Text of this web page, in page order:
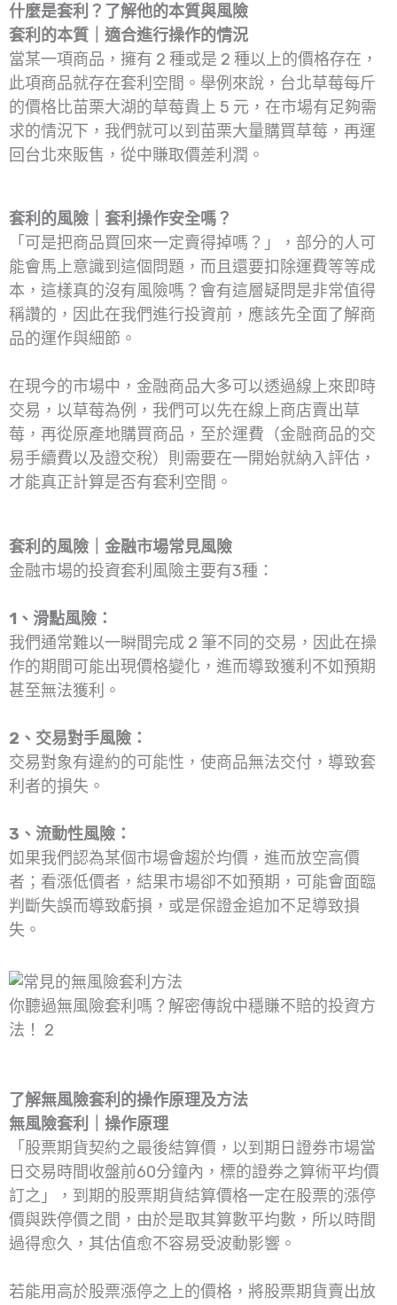
什麼是套利？了解他的本質與風險
套利的本質｜適合進行操作的情況
當某一項商品，擁有 2 種或是 2 種以上的價格存在，
此項商品就存在套利空間。舉例來說，台北草莓每斤
的價格比苗栗大湖的草莓貴上 5 元，在市場有足夠需
求的情況下，我們就可以到苗栗大量購買草莓，再運
回台北來販售，從中賺取價差利潤。
套利的風險｜套利操作安全嗎？
「可是把商品買回來一定賣得掉嗎？」，部分的人可
能會馬上意識到這個問題，而且還要扣除運費等等成
本，這樣真的沒有風險嗎？會有這層疑問是非常值得
稱讚的，因此在我們進行投資前，應該先全面了解商
品的運作與細節。
在現今的市場中，金融商品大多可以透過線上來即時
交易，以草莓為例，我們可以先在線上商店賣出草
莓，再從原產地購買商品，至於運費（金融商品的交
易手續費以及證交稅）則需要在一開始就納入評估，
才能真正計算是否有套利空間。
套利的風險｜金融市場常見風險
金融市場的投資套利風險主要有3種：
1、滑點風險：
我們通常難以一瞬間完成 2 筆不同的交易，因此在操
作的期間可能出現價格變化，進而導致獲利不如預期
甚至無法獲利。
2、交易對手風險：
交易對象有違約的可能性，使商品無法交付，導致套
利者的損失。
3、流動性風險：
如果我們認為某個市場會趨於均價，進而放空高價
者；看漲低價者，結果市場卻不如預期，可能會面臨
判斷失誤而導致虧損，或是保證金追加不足導致損
失。
你聽過無風險套利嗎？解密傳說中穩賺不賠的投資方
法！ 2
了解無風險套利的操作原理及方法
無風險套利｜操作原理
「股票期貨契約之最後結算價，以到期日證券市場當
日交易時間收盤前60分鐘內，標的證券之算術平均價
訂之」，到期的股票期貨結算價格一定在股票的漲停
價與跌停價之間，由於是取其算數平均數，所以時間
過得愈久，其估值愈不容易受波動影響。
若能用高於股票漲停之上的價格，將股票期貨賣出放